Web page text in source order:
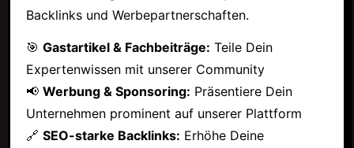
Backlinks und Werbepartnerschaften.
🎯 Gastartikel & Fachbeiträge: Teile Dein
Expertenwissen mit unserer Community
📢 Werbung & Sponsoring: Präsentiere Dein
Unternehmen prominent auf unserer Plattform
🔗 SEO-starke Backlinks: Erhöhe Deine